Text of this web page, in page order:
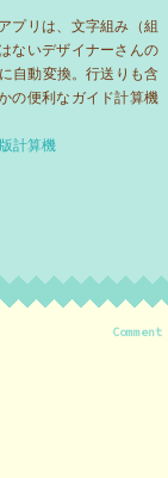
プリは、文字組み（組
ないデザイナーさんの
自動変換。行送りも含
の便利なガイド計算機
計算機
Comment